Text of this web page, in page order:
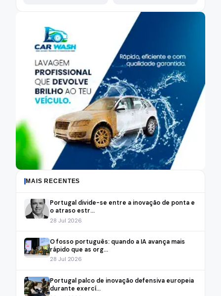
MAIS RECENTES
Portugal divide-se entre a inovação de ponta e
o atraso estr...
28 Jul 2026
O fosso português: quando a IA avança mais
rápido que as org...
28 Jul 2026
Portugal palco de inovação defensiva europeia
durante exercí...